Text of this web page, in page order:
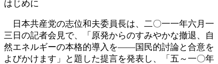
はじめに
日本共産党の志位和夫委員長は、二〇一一年六月一
三日の記者会見で、「原発からのすみやかな撤退、自
然エネルギーの本格的導入を――国民的討論と合意を
よびかけます」と題した提言を発表し、「五～一〇年